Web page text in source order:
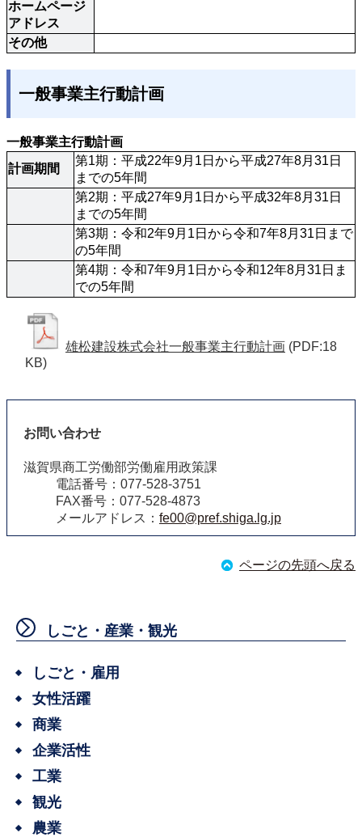
ホームページ
アドレス
その他
一般事業主行動計画
一般事業主行動計画
計画期間
第1期：平成22年9月1日から平成27年8月31日
までの5年間
第2期：平成27年9月1日から平成32年8月31日
までの5年間
第3期：令和2年9月1日から令和7年8月31日まで
の5年間
第4期：令和7年9月1日から令和12年8月31日ま
での5年間
雄松建設株式会社一般事業主行動計画 (PDF:18
KB)
お問い合わせ
滋賀県商工労働部労働雇用政策課
電話番号：077-528-3751
FAX番号：077-528-4873
メールアドレス： fe00@pref.shiga.lg.jp
ページの先頭へ戻る
しごと・産業・観光
しごと・雇用
女性活躍
商業
企業活性
工業
観光
農業